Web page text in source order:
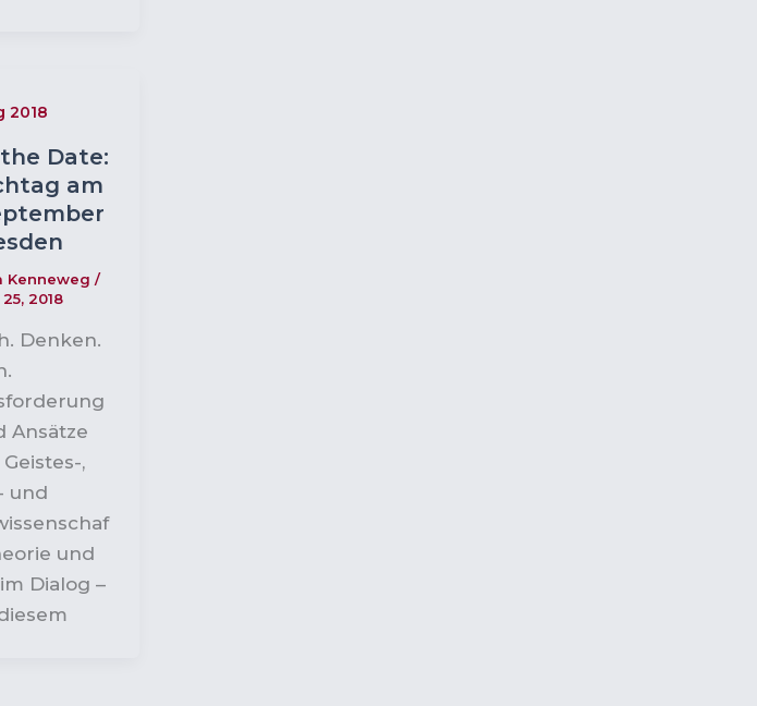
2018
Date:
am
Kenneweg/
2018
Denken.
Ansätze
,
und
und
Dialog –